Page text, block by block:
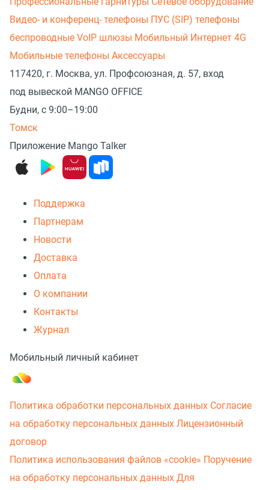
Видео- и конференц- телефоны ПУС (SIP) телефоны
беспроводные VoIP шлюзы Мобильный Интернет 4G
Мобильные телефоны Аксессуары
117420, г. Москва, ул. Профсоюзная, д. 57, вход
под вывеской MANGO OFFICE
Будни, с 9:00–19:00
Томск
Приложение Mango Talker
Поддержка
Партнерам
Новости
Доставка
Оплата
О компании
Контакты
Журнал
Мобильный личный кабинет
Политика обработки персональных данных Согласие
на обработку персональных данных Лицензионный
договор
Политика использования файлов «cookie» Поручение
на обработку персональных данных Для